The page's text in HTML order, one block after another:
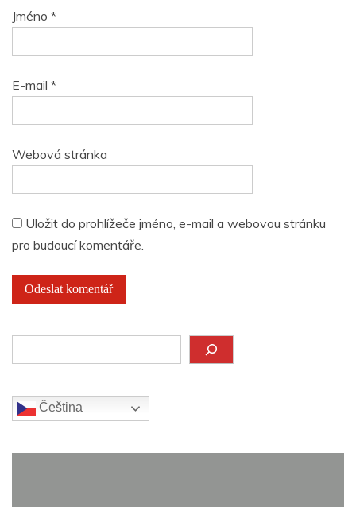
Jméno *
E-mail *
Webová stránka
Uložit do prohlížeče jméno, e-mail a webovou stránku
pro budoucí komentáře.
Čeština‎